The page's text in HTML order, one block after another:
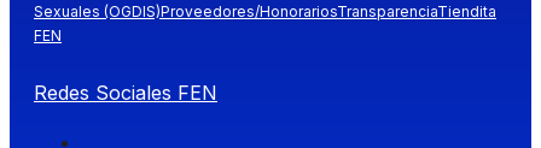
Sexuales (OGDIS)Proveedores/HonorariosTransparenciaTiendita
FEN
Redes Sociales FEN